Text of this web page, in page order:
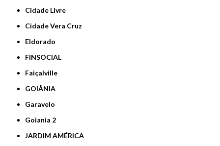
Cidade Livre
Cidade Vera Cruz
Eldorado
FINSOCIAL
Faiçalville
GOIÂNIA
Garavelo
Goiania 2
JARDIM AMÉRICA